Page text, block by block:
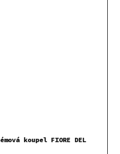
koupel FIORE DEL